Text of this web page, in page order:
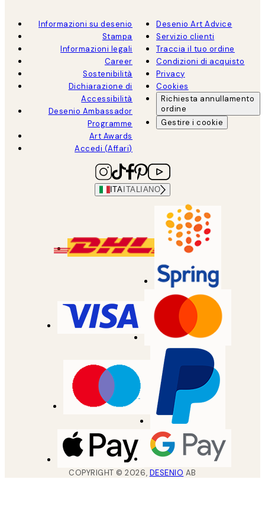
Informazioni su desenio
Stampa
Informazioni legali
Career
Sostenibilità
Dichiarazione di
Accessibilità
Desenio Ambassador
Programme
Art Awards
Accedi (Affari)
Desenio Art Advice
Servizio clienti
Traccia il tuo ordine
Condizioni di acquisto
Privacy
Cookies
Richiesta annullamento
ordine
Gestire i cookie
ITA ITALIANO
COPYRIGHT ©2026, DESENIO AB